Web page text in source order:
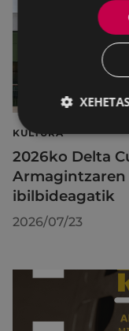
KULTURA
2026ko Delta
Armagintzaren
ibilbideagatik
2026/07/23